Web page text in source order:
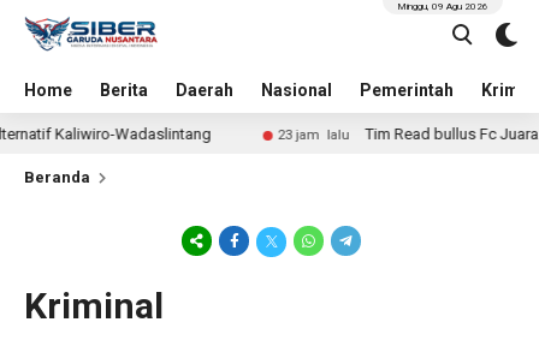
Home Berita Daerah Nasional Pemerintah
Minggu, 09 Agu 2026
Kaliwiro-Wadaslintang 23 jam lalu Tim Read bullus Fc
Beranda
Kriminal